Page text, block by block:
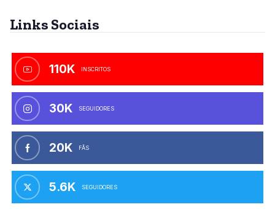
Links Sociais
110K INSCRITOS
30K SEGUIDORES
20K FÃS
5.6K SEGUIDORES